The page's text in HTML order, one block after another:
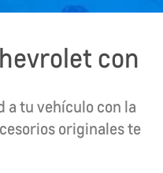
con
a tu vehículo con la
originales te